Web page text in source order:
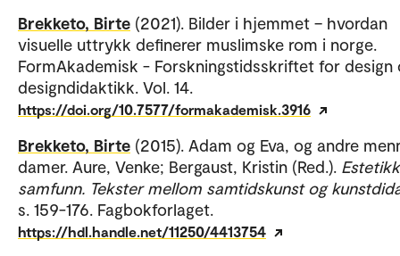
Brekketo, Birte (2021). Bilder i hjemmet – hvordan
visuelle uttrykk definerer muslimske rom i norge.
FormAkademisk - Forskningstidsskriftet for design
designdidaktikk. Vol. 14.
https://doi.org/10.7577/formakademisk.3916
Brekketo, Birte (2015). Adam og Eva, og andre
damer. Aure, Venke; Bergaust, Kristin (Red.).
samfunn. Tekster mellom samtidskunst og
s. 159-176. Fagbokforlaget.
https://hdl.handle.net/11250/4413754